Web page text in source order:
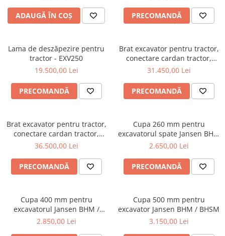
Tocatoare electrice
Tocatoare hidraulice
Tocatoare priza PTO tractor
Utilaje de fabricat peleti
Transport si manipulare
Dumpere si roabe
Benzi transportoare
Cupe transport
Incarcatoare telescopice
Incarcatoare telescopice rotative
Nacele
ADAUGĂ ÎN COȘ PRECOMANDĂ
Lama de deszăpezire pentru
tractor - EXV250
19.500,00 Lei
PRECOMANDĂ
Brat excavator pentru tractor,
conectare cardan tractor,
Jansen BHSM-175
31.450,00 Lei
PRECOMANDĂ
Brat excavator pentru tractor,
conectare cardan tractor,
Jansen BHSM-225
36.500,00 Lei
PRECOMANDĂ
Cupa 260 mm pentru
excavatorul spate Jansen BHM
/ BHSM
2.650,00 Lei
PRECOMANDĂ
Cupa 400 mm pentru
excavatorul Jansen BHM /
BHSM
2.850,00 Lei
Cupa 500 mm pentru
excavator Jansen BHM / BHSM
3.150,00 Lei